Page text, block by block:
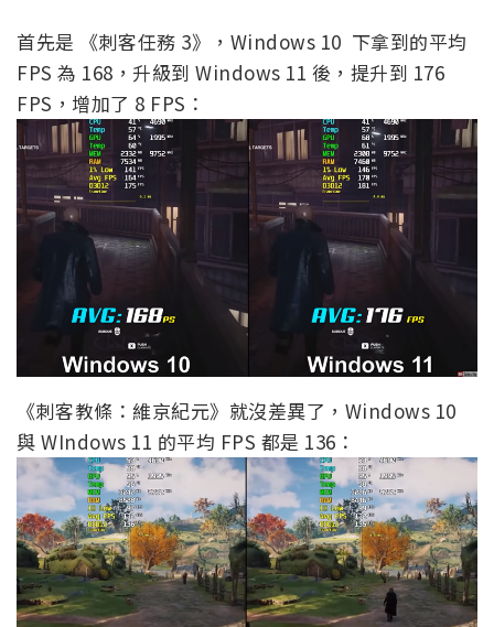
首先是 《刺客任務 3》，Windows 10 下拿到的平均
FPS 為 168，升級到 Windows 11 後，提升到 176
FPS，增加了 8 FPS：
《刺客教條：維京紀元》就沒差異了，Windows 10
與 WIndows 11 的平均 FPS 都是 136：